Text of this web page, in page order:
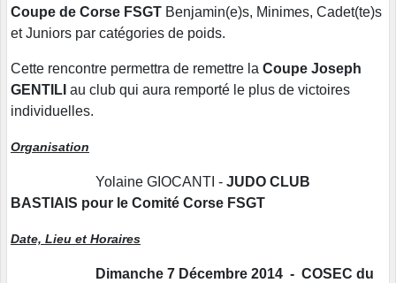
Coupe de Corse FSGT Benjamin(e)s, Minimes, Cadet(te)s
et Juniors par catégories de poids.
Cette rencontre permettra de remettre la Coupe Joseph
GENTILI au club qui aura remporté le plus de victoires
individuelles.
Organisation
Yolaine GIOCANTI - JUDO CLUB
BASTIAIS pour le Comité Corse FSGT
Date, Lieu et Horaires
Dimanche 7 Décembre 2014 - COSEC du